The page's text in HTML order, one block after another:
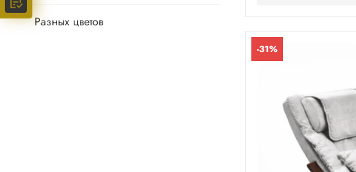
-31%
Разных цветов